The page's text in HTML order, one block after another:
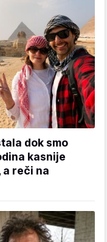
dok smo
kasnije
reči na